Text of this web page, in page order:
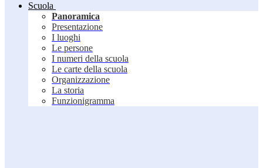
Scuola
Panoramica
Presentazione
I luoghi
Le persone
I numeri della scuola
Le carte della scuola
Organizzazione
La storia
Funzionigramma